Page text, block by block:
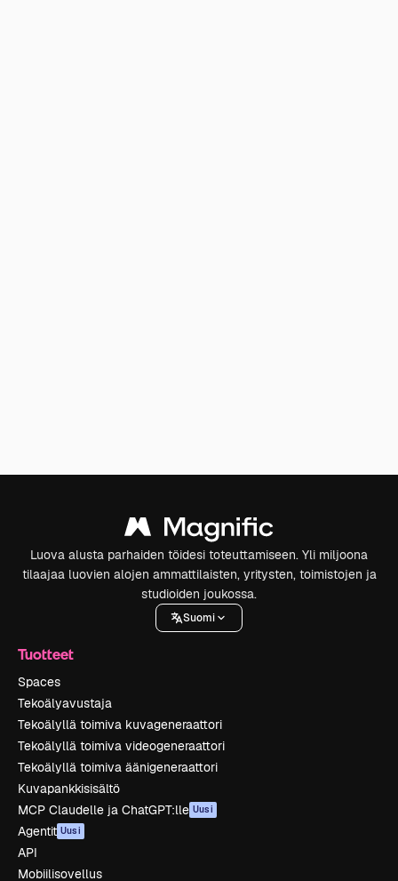
Luova alusta parhaiden töidesi toteuttamiseen. Yli miljoona
tilaajaa luovien alojen ammattilaisten, yritysten, toimistojen ja
studioiden joukossa.
Suomi
Tuotteet
Spaces
Tekoälyavustaja
Tekoälyllä toimiva kuvageneraattori
Tekoälyllä toimiva videogeneraattori
Tekoälyllä toimiva äänigeneraattori
Kuvapankkisisältö
MCP Claudelle ja ChatGPT:lle Uusi
Agentit Uusi
API
Mobiilisovellus